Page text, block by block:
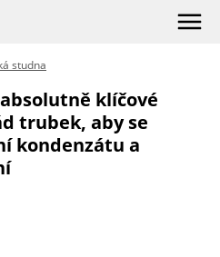
studna
klíčové
trubek, aby se
kondenzátu a